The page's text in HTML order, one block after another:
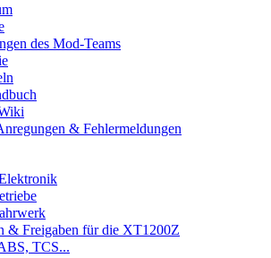
des Mod-Teams
& Fehlermeldungen
Freigaben für die XT1200Z
TCS...